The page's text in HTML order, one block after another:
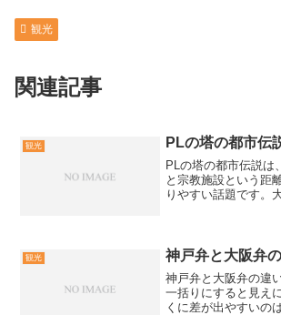
観光
関連記事
観光 PLの塔の都市伝
PLの塔の都市伝説は
と宗教施設という距
りやすい話題です。
しやすいため、トラ
観光 神戸弁と大阪弁
神戸弁と大阪弁の違
一括りにすると見え
くに差が出やすいの